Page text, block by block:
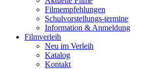
Filmempfehlungen
Schulvorstellungs-termine
Information & Anmeldung
Filmverleih
Neu im Verleih
Katalog
Kontakt